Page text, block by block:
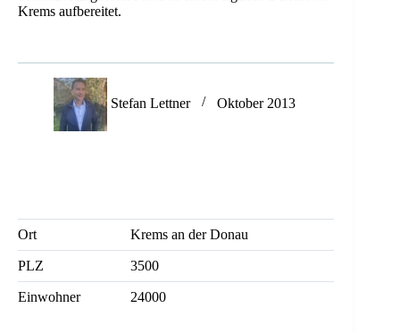
Krems aufbereitet.
Stefan Lettner Oktober 2013
Ort Krems an der Donau
PLZ 3500
Einwohner 24000